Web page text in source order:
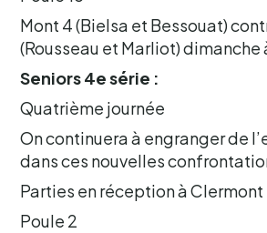
Mont 4 (Bielsa et Bessouat)
(Rousseau et Marliot) dimanche
Seniors 4e série :
Quatrième journée
On continuera à engranger de
dans ces nouvelles
Parties en réception à Clermont
Poule 2